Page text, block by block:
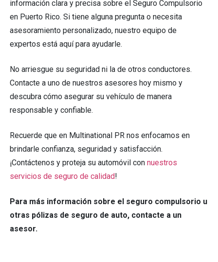
información clara y precisa sobre el Seguro Compulsorio
en Puerto Rico. Si tiene alguna pregunta o necesita
asesoramiento personalizado, nuestro equipo de
expertos está aquí para ayudarle.
No arriesgue su seguridad ni la de otros conductores.
Contacte a uno de nuestros asesores hoy mismo y
descubra cómo asegurar su vehículo de manera
responsable y confiable.
Recuerde que en Multinational PR nos enfocamos en
brindarle confianza, seguridad y satisfacción.
¡Contáctenos y proteja su automóvil con nuestros
servicios de seguro de calidad!
Para más información sobre el seguro compulsorio u
otras pólizas de seguro de auto, contacte a un
asesor.